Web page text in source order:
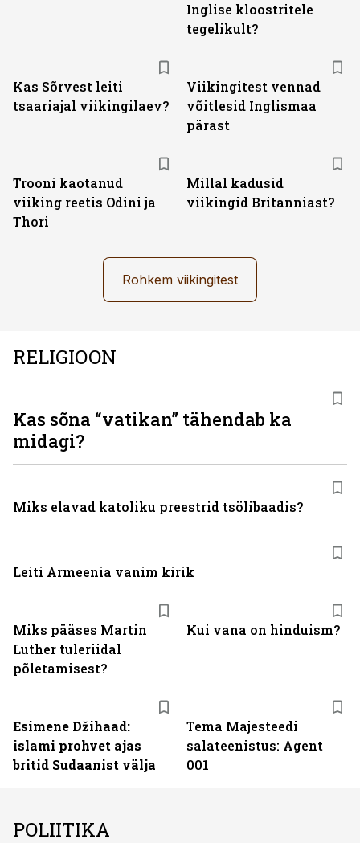
Inglise kloostritele
tegelikult?
Kas Sõrvest leiti
tsaariajal viikingilaev?
Viikingitest vennad
võitlesid Inglismaa
pärast
Trooni kaotanud
viiking reetis Odini ja
Thori
Millal kadusid
viikingid Britanniast?
Rohkem viikingitest
RELIGIOON
Miks pääses Martin
Luther tuleriidal
põletamisest?
Kui vana on hinduism?
Esimene Džihaad:
islami prohvet ajas
britid Sudaanist välja
Tema Majesteedi
salateenistus: Agent
001
Kas sõna “vatikan” tähendab ka
midagi?
Miks elavad katoliku preestrid tsölibaadis?
Leiti Armeenia vanim kirik
POLIITIKA